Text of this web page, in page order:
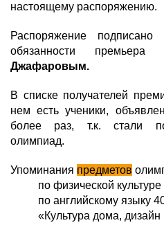
настоящему распоряжению.
Распоряжение
обязанности премьера
Джафаровым.
В списке получателей
нем есть ученики,
более раз, т.к. стали
олимпиад.
Упоминания предметов
по физической культуре
по английскому языку
«Культура дома, дизайн